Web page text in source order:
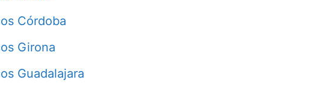
Córdoba
Girona
Guadalajara